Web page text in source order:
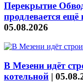
Перекрытие
продлевается
05.08.2026
В Мезени идёт
котельной |